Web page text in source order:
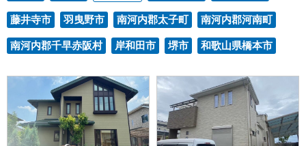
藤井寺市 羽曳野市 南河内郡太子町 南河内郡河南町
南河内郡千早赤阪村 岸和田市 堺市 和歌山県橋本市